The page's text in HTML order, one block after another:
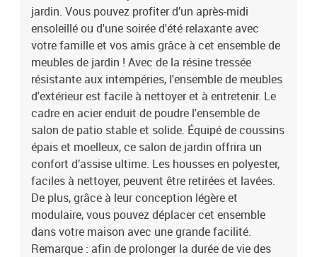
jardin. Vous pouvez profiter d’un après-midi
ensoleillé ou d'une soirée d'été relaxante avec
votre famille et vos amis grâce à cet ensemble de
meubles de jardin ! Avec de la résine tressée
résistante aux intempéries, l'ensemble de meubles
d'extérieur est facile à nettoyer et à entretenir. Le
cadre en acier enduit de poudre l'ensemble de
salon de patio stable et solide. Équipé de coussins
épais et moelleux, ce salon de jardin offrira un
confort d’assise ultime. Les housses en polyester,
faciles à nettoyer, peuvent être retirées et lavées.
De plus, grâce à leur conception légère et
modulaire, vous pouvez déplacer cet ensemble
dans votre maison avec une grande facilité.
Remarque : afin de prolonger la durée de vie des